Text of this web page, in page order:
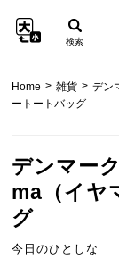
検索
Home > 雑貨 > デン
ートートバッグ
デンマー
ma（イヤ
グ
今日のひとしな